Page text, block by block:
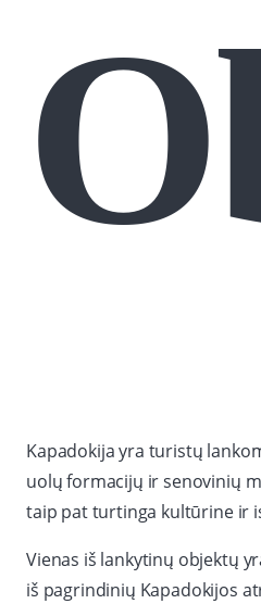
Kapadokija yra turistų
uolų formacijų ir senovinių
taip pat turtinga kultūrine ir
Vienas iš lankytinų objektų
iš pagrindinių Kapadokijos